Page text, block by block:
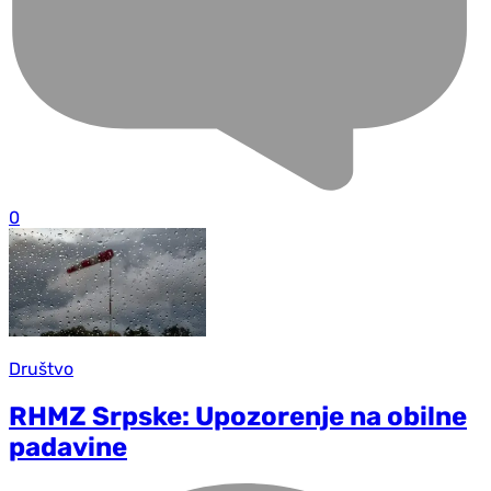
0
Društvo
RHMZ Srpske: Upozorenje na obilne
padavine